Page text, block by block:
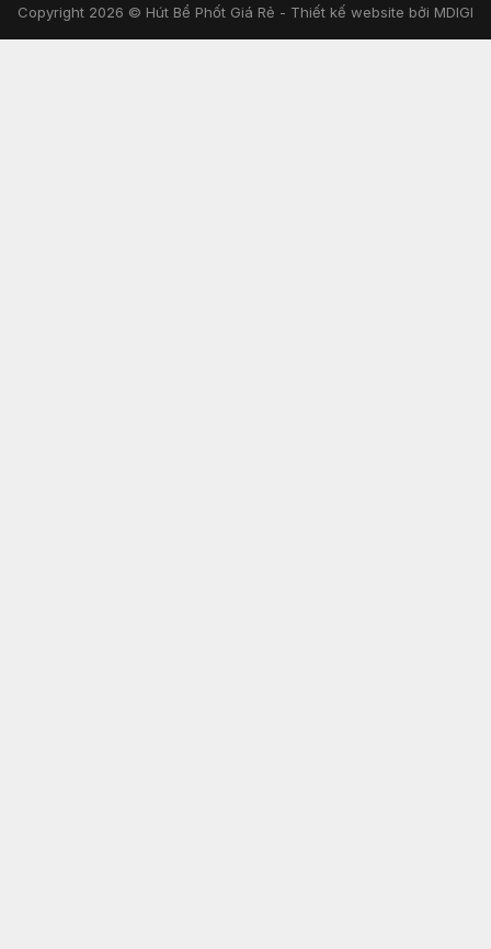
Copyright 2026 © Hút Bể Phốt Giá Rẻ - Thiết kế website bởi MDIGI